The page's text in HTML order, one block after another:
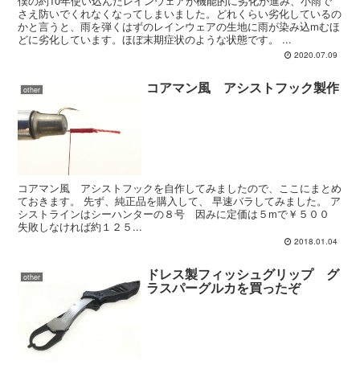
さえ防いでくれなくなってしまいました。どれくらい劣化しているの
かと言うと、雨を弾くはずのレインウェアの生地に雨が染み込mむほ
どに劣化しています。ほぼ末期症状のような状態です。 ...
2020.07.09
other コアマン風 アシストフック製作
コアマン風 アシストフックを自作してみましたので、ここにまとめ
ておきます。 先ず、純正品を購入して、 早速バラしてみました。 ア
シストラインはシーハンターの８号 因みに定価は５mで￥５００
失敗しなければ約１２５...
2018.01.04
other ドレス製フィッシュグリップ グ
ラスパーグルカを買ったぞ